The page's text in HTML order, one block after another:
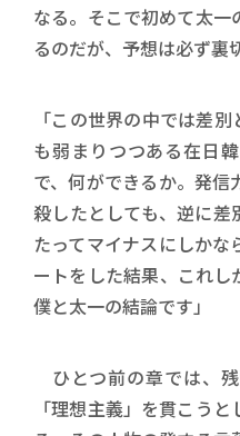
なる。そこで初めて太
るのだが、予想は必ず裏
「この世界の中では差
も弱まりつつある在日
で、何ができるか。発信
殺したとしても、逆に差
たってマイナスにしか
ートをした結果、これし
僕と太一の結論です」
ひとつ前の章では、
「理想主義」を貫こう